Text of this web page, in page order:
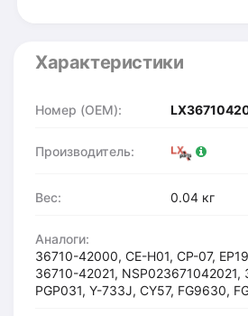
Характеристики
Номер (OEM):
Производитель:
Вес: 0.04 кг
Аналоги:
36710-42000, CE-H01, CP-07,
36710-42021, NSP023671042021,
PGP031, Y-733J, CY57, FG9630,